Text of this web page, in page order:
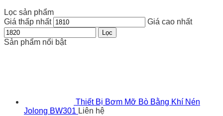
Lọc sản phẩm
Giá thấp nhất
Giá cao nhất
Lọc
Sản phẩm nổi bật
Thiết Bị Bơm Mỡ Bò Bằng Khí Nén
Jolong BW301 Liên hệ